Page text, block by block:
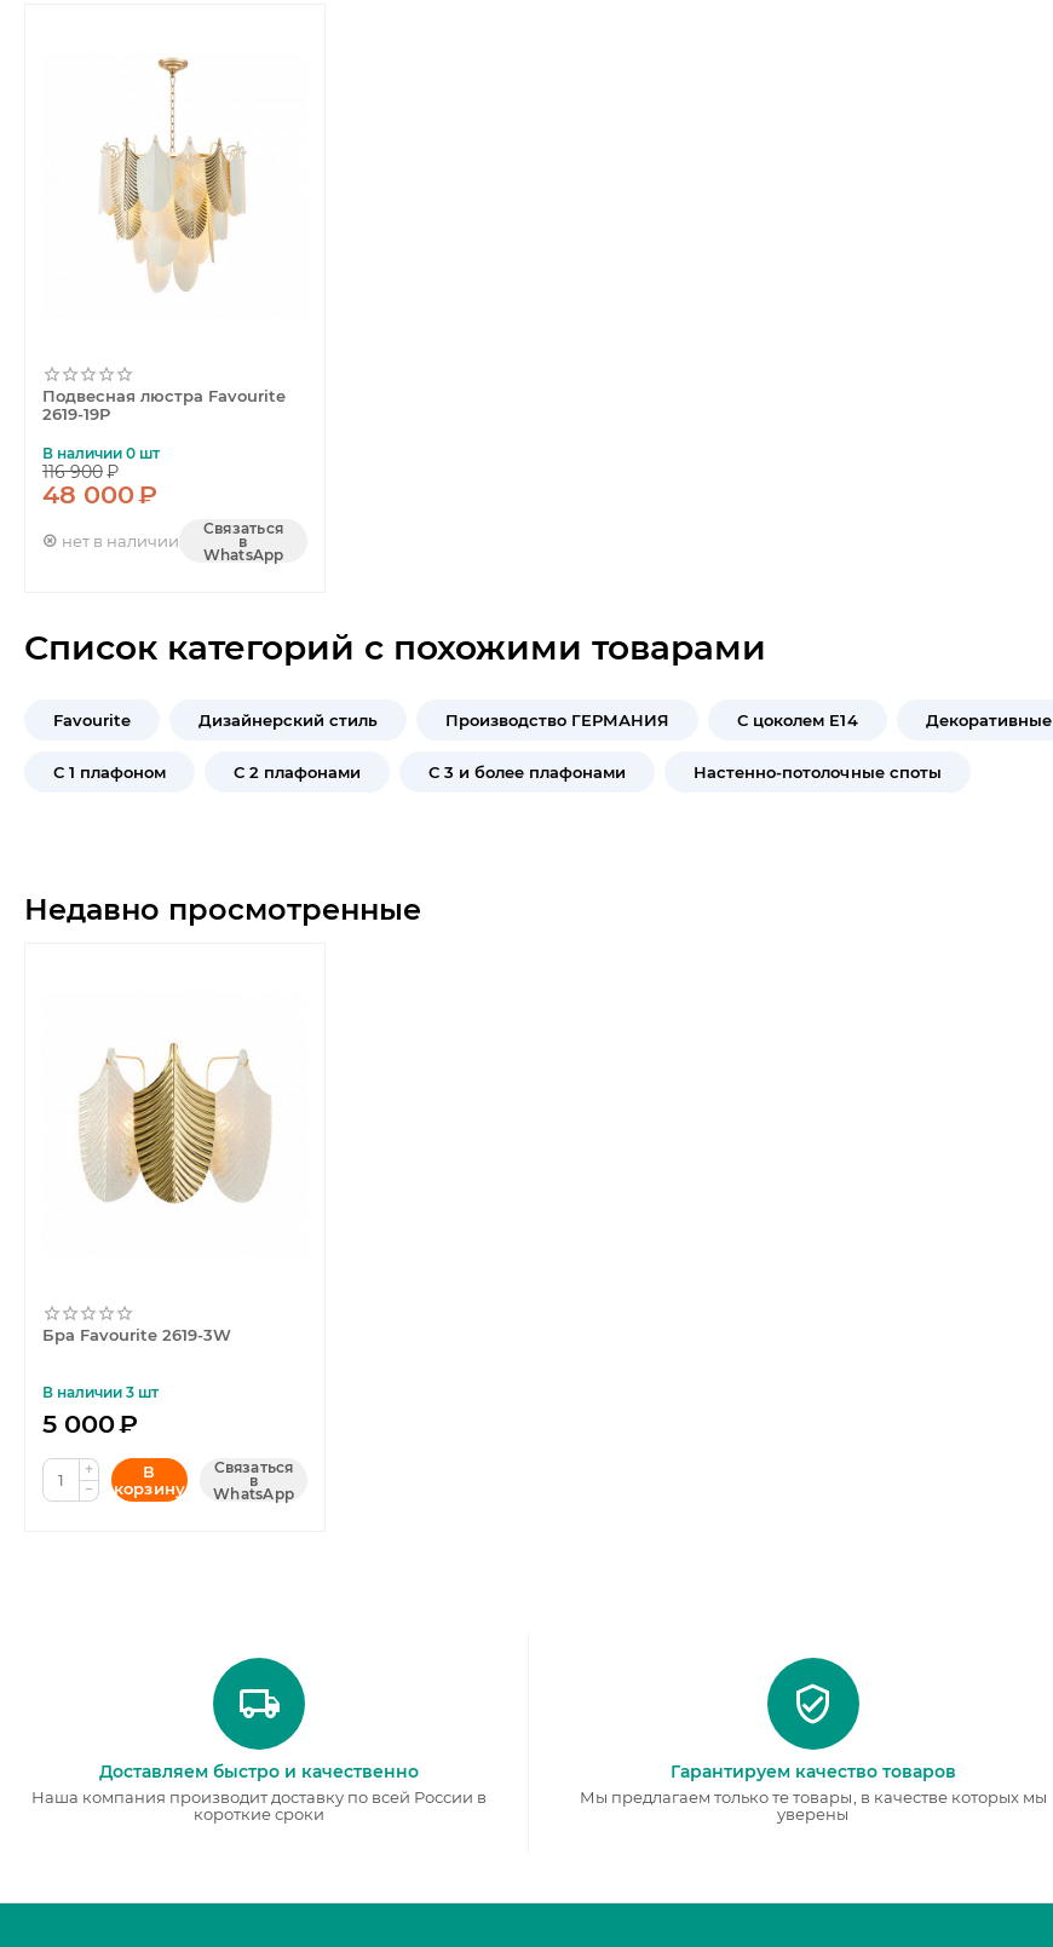
Подвесная люстра Favourite
2619-19P
В наличии 0 шт
116 900₽
48 000₽
нет в наличии
Связаться
в
WhatsApp
Список категорий с похожими товарами
Favourite Дизайнерский стиль Производство ГЕРМАНИЯ С цоколем E14 Декоративные
С 1 плафоном С 2 плафонами С 3 и более плафонами Настенно-потолочные споты
Недавно просмотренные
Бра Favourite 2619-3W
В наличии 3 шт
5 000₽
+
−
В
корзину
Связаться
в
WhatsApp
Доставляем быстро и качественно
Наша компания производит доставку по всей России в
короткие сроки
Гарантируем качество товаров
Мы предлагаем только те товары, в качестве которых мы
уверены